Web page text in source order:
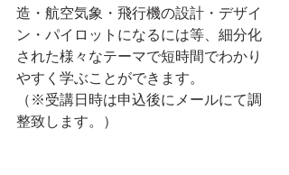
造・航空気象・飛行機の設計・デザイ
ン・パイロットになるには等、細分化
された様々なテーマで短時間でわかり
やすく学ぶことができます。
（※受講日時は申込後にメールにて調
整致します。）